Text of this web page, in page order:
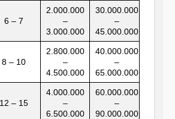
6 – 7
2.000.000
–
3.000.000
30.000.000
–
45.000.000
8 – 10
2.800.000
–
4.500.000
40.000.000
–
65.000.000
12 – 15
4.000.000
–
6.500.000
60.000.000
–
90.000.000